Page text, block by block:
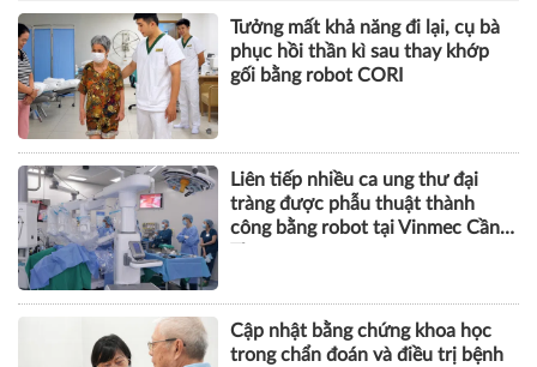
Tưởng mất khả năng đi lại, cụ bà
phục hồi thần kì sau thay khớp
gối bằng robot CORI
Liên tiếp nhiều ca ung thư đại
tràng được phẫu thuật thành
công bằng robot tại Vinmec Cần
Cập nhật bằng chứng khoa học
trong chẩn đoán và điều trị bệnh